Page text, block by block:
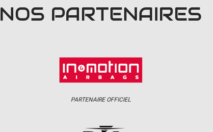
NOS PARTENAIRES
PARTENAIRE OFFICIEL